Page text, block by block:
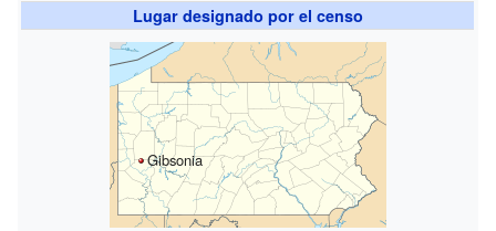
Lugar designado por el censo
Gibsonia